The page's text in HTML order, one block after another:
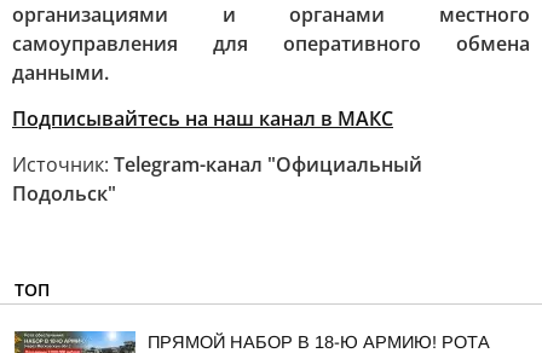
организациями и органами местного
самоуправления для оперативного обмена
данными.
Подписывайтесь на наш канал в МАКС
Источник: Telegram-канал "Официальный
Подольск"
ТОП
ПРЯМОЙ НАБОР В 18-Ю АРМИЮ! РОТА